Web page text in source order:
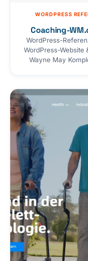
Coaching-
WORDPRESS
WordPress-
WordPress-Website
Wayne May
Counselling-
(Coaching für
Installation,
über eine